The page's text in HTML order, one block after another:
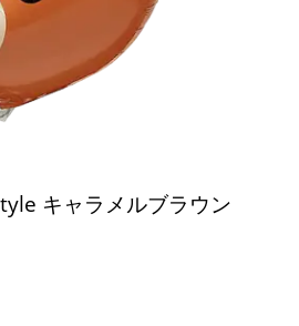
キャラメルブラウン